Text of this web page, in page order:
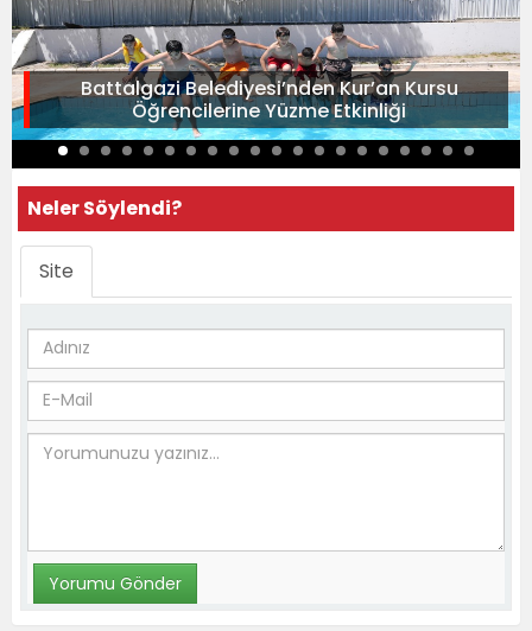
Battalgazi Belediyesi’nden Kur’an Kursu
Öğrencilerine Yüzme Etkinliği
Neler Söylendi?
Site